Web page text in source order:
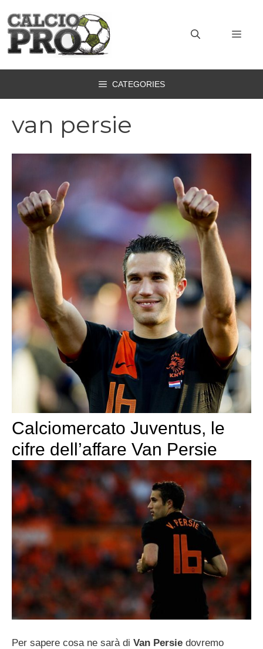
contenuto
CATEGORIES
van persie
Calciomercato Juventus, le
cifre dell’affare Van Persie
Per sapere cosa ne sarà di Van Persie dovremo